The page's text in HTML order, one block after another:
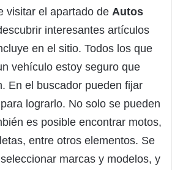
visitar el apartado de Autos
interesantes artículos
en el sitio. Todos los que
vehículo estoy seguro que
En el buscador pueden fijar
lograrlo. No solo se pueden
es posible encontrar motos,
entre otros elementos. Se
marcas y modelos, y